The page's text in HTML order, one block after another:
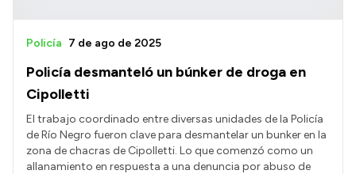
Policía desmanteló un búnker de droga en
Cipolletti
Policía 7 de ago de 2025
El trabajo coordinado entre diversas unidades de la Policía
de Río Negro fueron clave para desmantelar un bunker en la
zona de chacras de Cipolletti. Lo que comenzó como un
allanamiento en respuesta a una denuncia por abuso de